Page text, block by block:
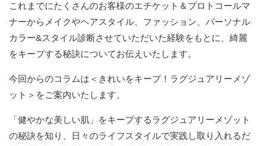
これまでにたくさんのお客様のエチケット＆プロトコールマ
ナーからメイクやヘアスタイル、ファッション、パーソナル
カラー&スタイル診断させていただいた経験をもとに、綺麗
をキープする秘訣についてお伝えいたします。
今回からのコラムは＜きれいをキープ！ラグジュアリーメゾ
ット＞をご案内いたします。
「健やかな美しい肌」をキープするラグジュアリーメゾット
の秘訣を知り、日々のライフスタイルで実践し取り入れるだ